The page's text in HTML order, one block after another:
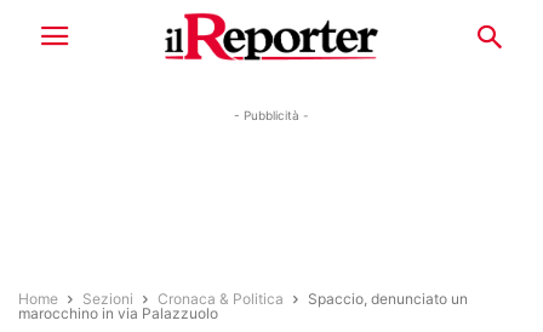
- Pubblicità -
Home Sezioni Cronaca & Politica
Spaccio, denunciato un
marocchino in via Palazzuolo